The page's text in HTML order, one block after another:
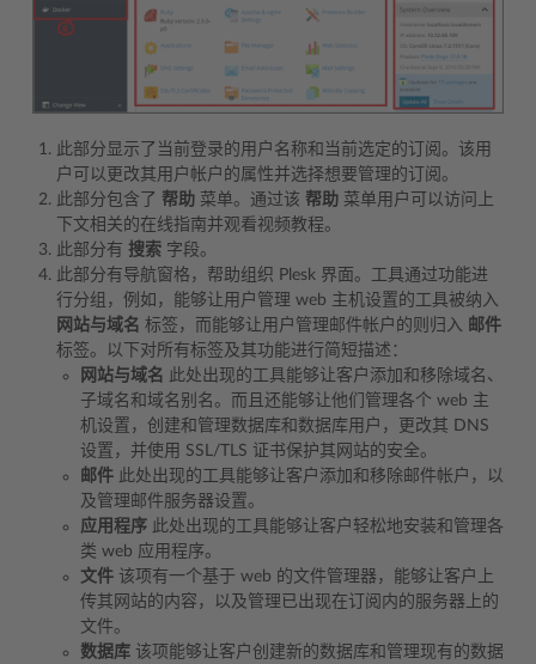
此部分显示了当前登录的用户名称和当前选定的订阅。该用
户可以更改其用户帐户的属性并选择想要管理的订阅。
此部分包含了 帮助 菜单。通过该 帮助 菜单用户可以访问上
下文相关的在线指南并观看视频教程。
此部分有 搜索 字段。
此部分有导航窗格，帮助组织 Plesk 界面。工具通过功能进
行分组，例如，能够让用户管理 web 主机设置的工具被纳入
网站与域名 标签，而能够让用户管理邮件帐户的则归入
邮件
标签。以下对所有标签及其功能进行简短描述：
网站与域名 此处出现的工具能够让客户添加和移除域名、
子域名和域名别名。而且还能够让他们管理各个 web 主
机设置，创建和管理数据库和数据库用户，更改其 DNS
设置，并使用 SSL/TLS 证书保护其网站的安全。
邮件 此处出现的工具能够让客户添加和移除邮件帐户，以
及管理邮件服务器设置。
应用程序 此处出现的工具能够让客户轻松地安装和管理各
类 web 应用程序。
文件 该项有一个基于 web 的文件管理器，能够让客户上
传其网站的内容，以及管理已出现在订阅内的服务器上的
文件。
数据库 该项能够让客户创建新的数据库和管理现有的数据